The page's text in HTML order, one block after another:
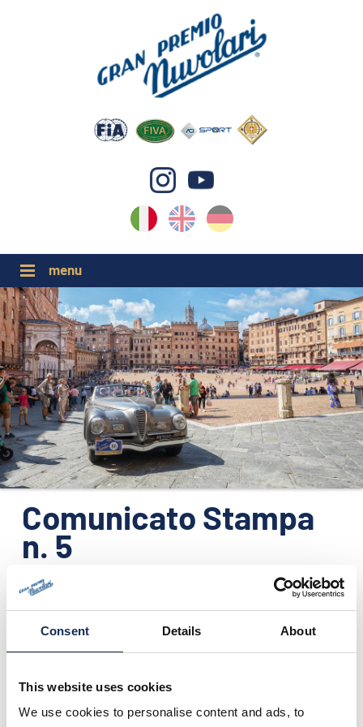
Consent Details About
This website uses cookies
We use cookies to personalise content and ads, to
DE
EN
IT
GP NUVOLARI 2026
1954-2025
GRANDI EVENTI 2026
ORGANIZZAZIONE
CONTATTI
PRESS
NEWS
PHOTO&VIDEO2025
Comunicato Stampa
n. 5
25/05/2011
PARTNER DI GRANDE PRESTIGIO PER IL GRAN PREMIO
AUDI, EBERHARD&Co. ed ETIQUETA NEGRA di nuovo a
fianco del Gran Premio.